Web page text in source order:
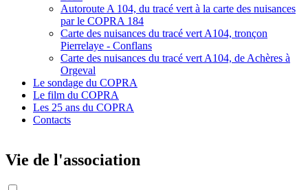
Autoroute A 104, du tracé vert à la carte des nuisances
par le COPRA 184
Carte des nuisances du tracé vert A104, tronçon
Pierrelaye - Conflans
Carte des nuisances du tracé vert A104, de Achères à
Orgeval
Le sondage du COPRA
Le film du COPRA
Les 25 ans du COPRA
Contacts
Vie de l'association